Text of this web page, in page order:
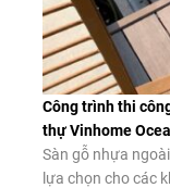
Công trình thi
thự Vinhome
Sàn gỗ nhựa
lựa chọn cho các